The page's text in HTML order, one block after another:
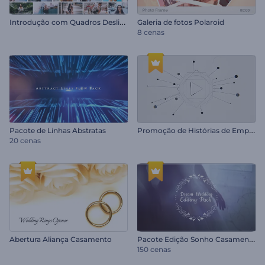
I
ntrodução com Quadros Deslizantes
Galeria de fotos Polaroid
8 cenas
Pacote de Linhas Abstratas
20 cenas
P
romoção de Histórias de Empresas
Abertura Aliança Casamento P
acote Edição Sonho Casamento
150 cenas